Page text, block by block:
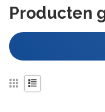
Producten